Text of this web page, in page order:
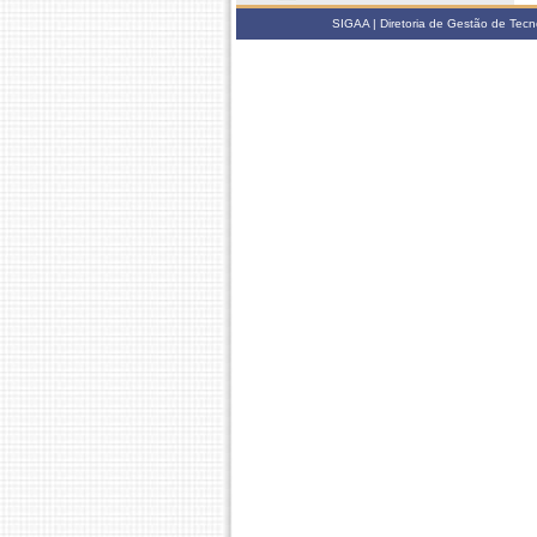
SIGAA | Diretoria de Gestão de